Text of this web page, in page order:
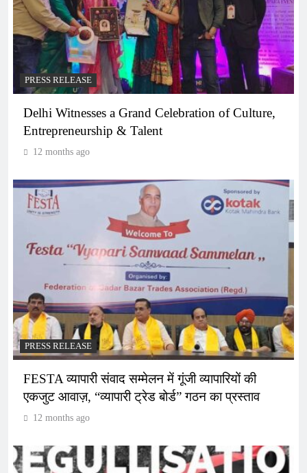
PRESS RELEASE
Delhi Witnesses a Grand Celebration of Culture,
Entrepreneurship & Talent
12 months ago
PRESS RELEASE
FESTA व्यापारी संवाद सम्मेलन में गूंजी व्यापारियों की
एकजुट आवाज़, “व्यापारी ट्रेड बोर्ड” गठन का प्रस्ताव
12 months ago